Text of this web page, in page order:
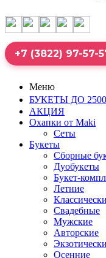
+7 (3822) 97-57-
Меню
БУКЕТЫ ДО
АКЦИЯ
Охапки от Maki
Сеты
Букеты
Сборные
Дуобукеты
Букет-
Летние
Свадебные
Мужские
Авторские
Осенние